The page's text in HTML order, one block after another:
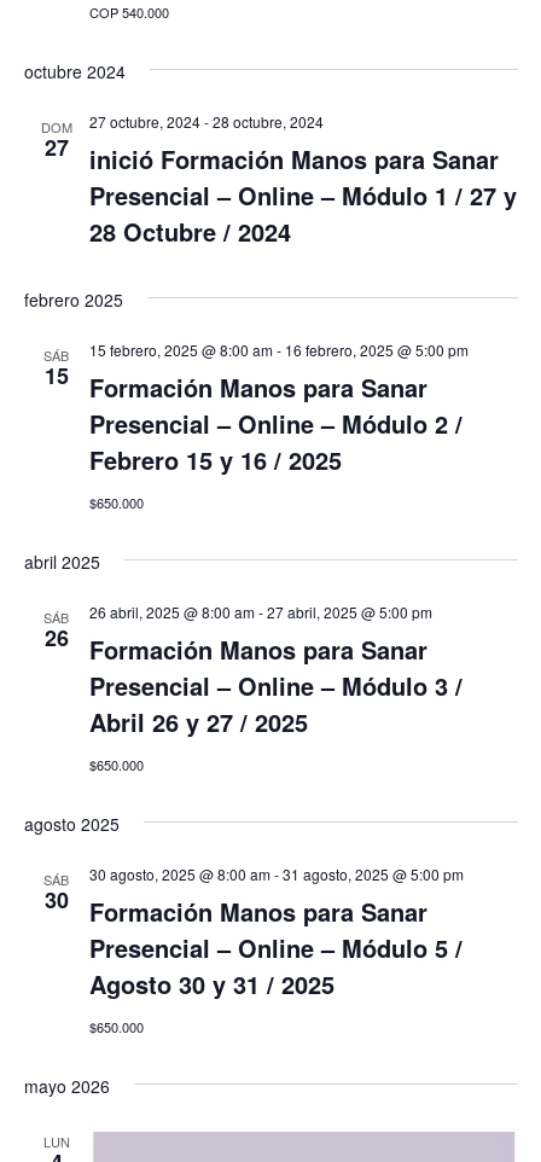
COP 540.000
octubre 2024
DOM
27
inició Formación Manos para Sanar
Presencial – Online – Módulo 1 / 27 y
28 Octubre / 2024
27 octubre, 2024-28 octubre, 2024
febrero 2025
SÁB
15
Formación Manos para Sanar
Presencial – Online – Módulo 2 /
Febrero 15 y 16 / 2025
15 febrero, 2025 @ 8:00 am- 16 febrero, 2025 @ 5:00 pm
$650.000
abril 2025
SÁB
26
Formación Manos para Sanar
Presencial – Online – Módulo 3 /
Abril 26 y 27 / 2025
26 abril, 2025 @ 8:00 am-27 abril, 2025 @ 5:00 pm
$650.000
agosto 2025
SÁB
30
Formación Manos para Sanar
Presencial – Online – Módulo 5 /
Agosto 30 y 31 / 2025
30 agosto, 2025 @ 8:00 am-31 agosto, 2025 @ 5:00 pm
$650.000
mayo 2026
LUN